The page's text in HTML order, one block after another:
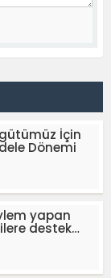
İçin
Dönemi
yapan
destek…